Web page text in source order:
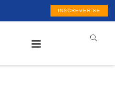
INSCREVER-SE